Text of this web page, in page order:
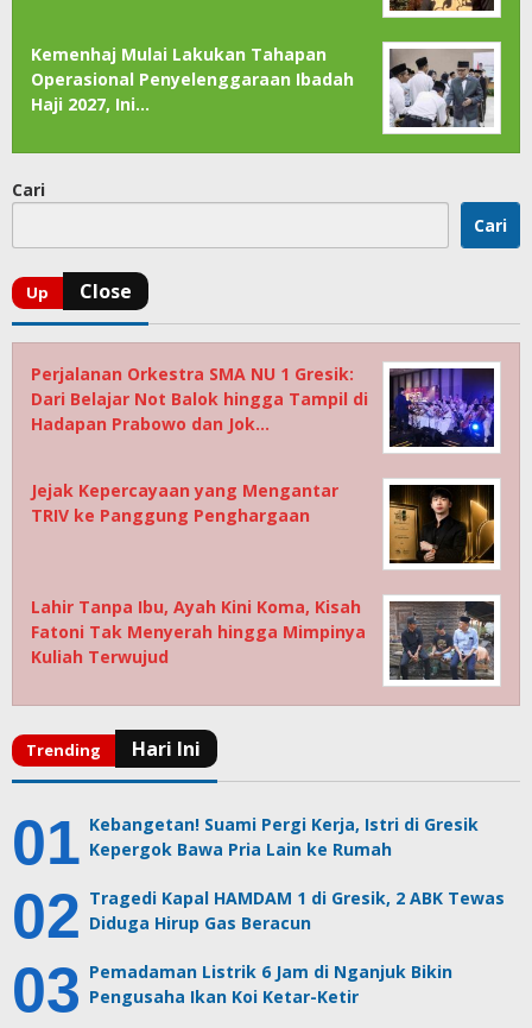
Kemenhaj Mulai Lakukan Tahapan
Operasional Penyelenggaraan Ibadah
Haji 2027, Ini…
Cari
Cari
Perjalanan Orkestra SMA NU 1 Gresik:
Dari Belajar Not Balok hingga Tampil di
Hadapan Prabowo dan Jok…
Jejak Kepercayaan yang Mengantar
TRIV ke Panggung Penghargaan
Lahir Tanpa Ibu, Ayah Kini Koma, Kisah
Fatoni Tak Menyerah hingga Mimpinya
Kuliah Terwujud
Kebangetan! Suami Pergi Kerja, Istri di Gresik
Kepergok Bawa Pria Lain ke Rumah
Tragedi Kapal HAMDAM 1 di Gresik, 2 ABK Tewas
Diduga Hirup Gas Beracun
Pemadaman Listrik 6 Jam di Nganjuk Bikin
Pengusaha Ikan Koi Ketar-Ketir